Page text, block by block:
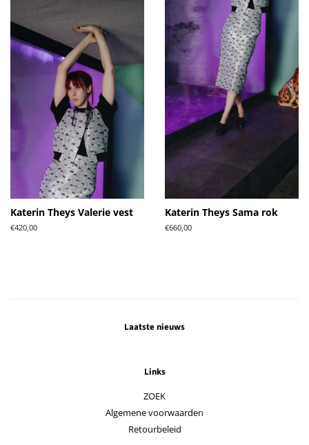
Katerin Theys Valerie vest
Normale
€420,00
Katerin Theys Sama rok
Normale
€660,00
Laatste nieuws
Links
ZOEK
Algemene voorwaarden
Retourbeleid